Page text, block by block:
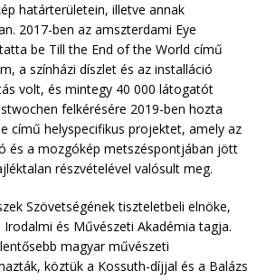
határterületein, illetve annak
2017-ben az amszterdami Eye
be Till the End of the World című
a színházi díszlet és az installáció
volt, és mintegy 40 000 látogatót
felkérésére 2019-ben hozta
című helyspecifikus projektet, amely az
és a mozgókép metszéspontjában jött
részvételével valósult meg.
Szövetségének tiszteletbeli elnöke,
Irodalmi és Művészeti Akadémia tagja.
magyar művészeti
köztük a Kossuth-díjjal és a Balázs